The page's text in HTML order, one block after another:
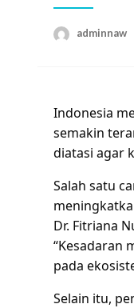
adminnaw
Indonesia
semakin
diatasi agar
Salah satu
Dr. Fitriana
“Kesadaran
pada
Selain itu,